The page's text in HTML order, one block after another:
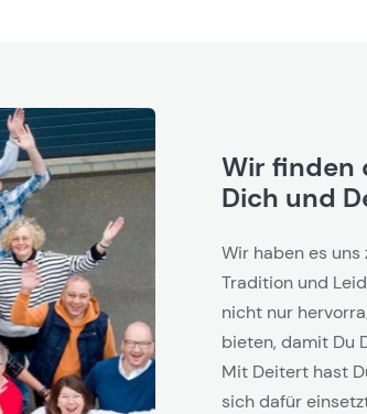
Wir finden
Dich und
Wir haben es
Tradition und
nicht nur
bieten, damit Du
Mit Deitert hast
sich dafür